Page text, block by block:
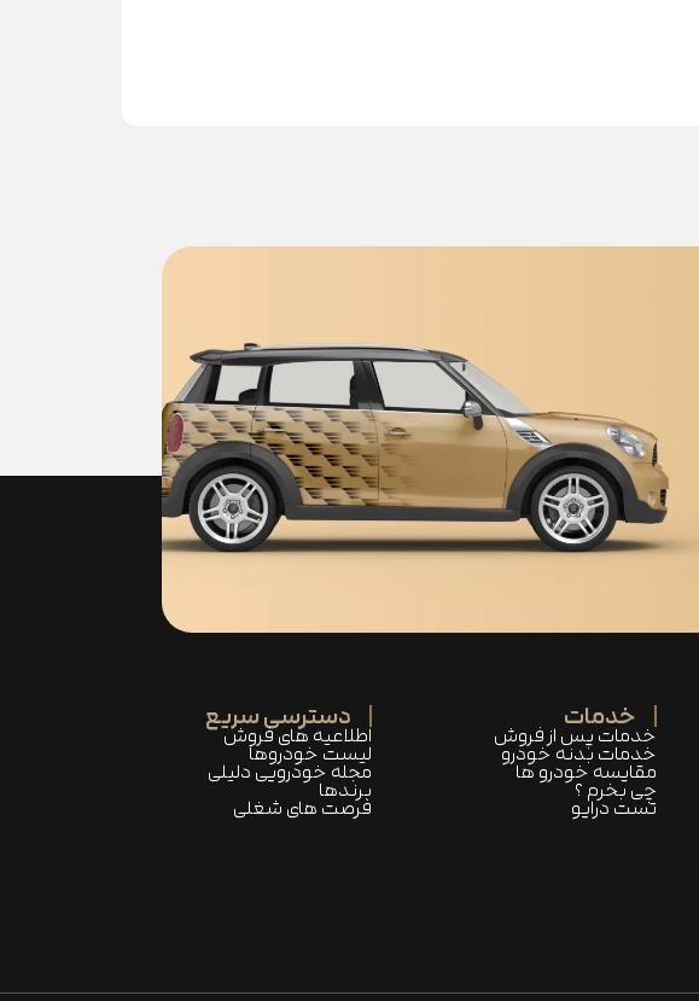
خدمات
خدمات پس از فروش
خدمات بدنه خودرو
مقایسه خودرو ها
چی بخرم ؟
تست درایو
دسترسی سریع
اطلاعیه های فروش
لیست خودروها
مجله خودرویی دلیلی
برندها
فرصت های شغلی